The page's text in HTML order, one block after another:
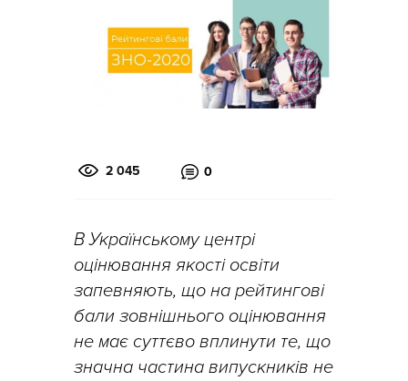
2 045 0
В Українському центрі
оцінювання якості освіти
запевняють, що на рейтингові
бали зовнішнього оцінювання
не має суттєво вплинути те, що
значна частина випускників не